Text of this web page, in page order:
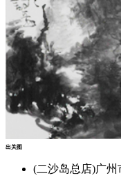
出关图
(二沙岛总店)广州